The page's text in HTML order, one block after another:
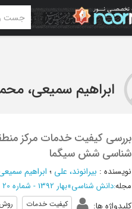
ابراهیم سمیعی،
بررسی کیفیت خدمات مرکز
شناسی شش سیگما
نویسنده : بیرانوند، علی ؛ ابراهیم
مجله:دانش شناسی»بهار 1392 - شماره 20
کلیدواژه ها: كيفيت خدمات